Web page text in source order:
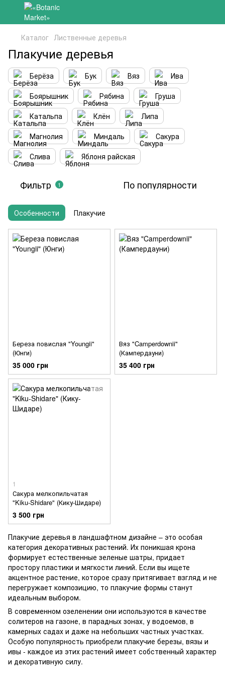
Каталог Лиственные деревья
Плакучие деревья
Берёза Бук Вяз
Ива
Боярышник
Рябина
Груша
Катальпа
Клён
Липа
Магнолия
Миндаль
Сакура
Слива
Яблоня райская
Фильтр 1 По популярности
Особенности Плакучие
Береза повислая "Youngii"
(Юнги)
35 000 грн
Вяз "Camperdownii"
(Кампердауни)
35 400 грн
1
Сакура мелкопильчатая
"Kiku-Shidare" (Кику-Шидаре)
3 500 грн
Плакучие деревья в ландшафтном дизайне – это особая
категория декоративных растений. Их поникшая крона
формирует естественные зеленые шатры, придает
простору пластики и мягкости линий. Если вы ищете
акцентное растение, которое сразу притягивает взгляд и не
перегружает композицию, то плакучие формы станут
идеальным выбором.
В современном озеленении они используются в качестве
солитеров на газоне, в парадных зонах, у водоемов, в
камерных садах и даже на небольших частных участках.
Особую популярность приобрели плакучие березы, вязы и
ивы - каждое из этих растений имеет собственный характер
и декоративную силу.